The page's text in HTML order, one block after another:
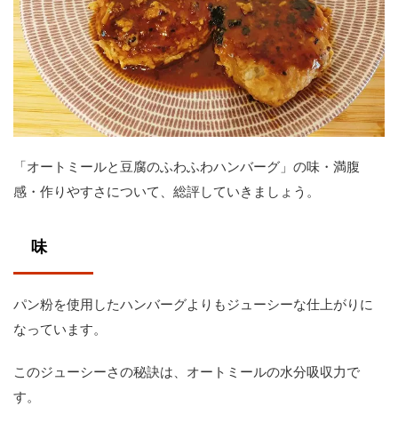
「オートミールと豆腐のふわふわハンバーグ」の味・満腹
感・作りやすさについて、総評していきましょう。
味
パン粉を使用したハンバーグよりもジューシーな仕上がりに
なっています。
このジューシーさの秘訣は、オートミールの水分吸収力で
す。